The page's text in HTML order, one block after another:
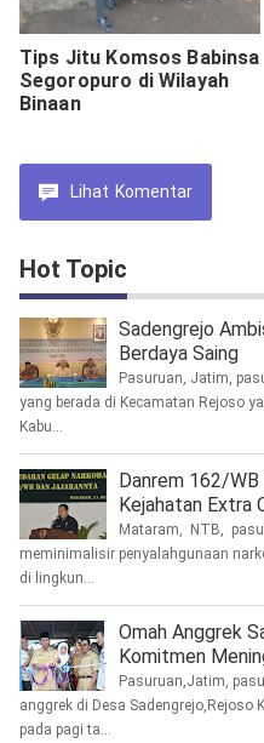
Tips Jitu Komsos Babinsa
Segoropuro di Wilayah
Binaan
Lihat Komentar
Hot Topic
Sadengrejo
Berdaya Saing
Pasuruan, Jatim,
yang berada di Kecamatan Rejoso
Kabu...
Danrem 162/
Kejahatan Extra
Mataram, NTB,
meminimalisir penyalahgunaan
di lingkun...
Omah Anggrek
Komitmen
Pasuruan,Jatim,
anggrek di Desa Sadengrejo,Rejoso
pada pagi ta...